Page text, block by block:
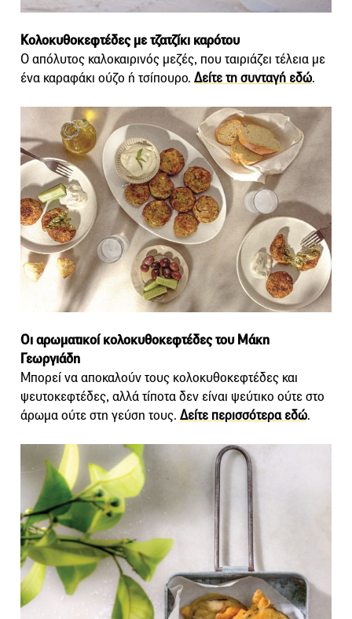
Κολοκυθοκεφτέδες με τζατζίκι καρότου
Ο απόλυτος καλοκαιρινός μεζές, που ταιριάζει τέλεια με
ένα καραφάκι ούζο ή τσίπουρο. Δείτε τη συνταγή εδώ.
Οι αρωματικοί κολοκυθοκεφτέδες του Μάκη
Γεωργιάδη
Μπορεί να αποκαλούν τους κολοκυθοκεφτέδες και
ψευτοκεφτέδες, αλλά τίποτα δεν είναι ψεύτικο ούτε στο
άρωμα ούτε στη γεύση τους. Δείτε περισσότερα εδώ.